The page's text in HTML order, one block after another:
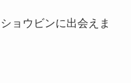
ョウビンに出会えま